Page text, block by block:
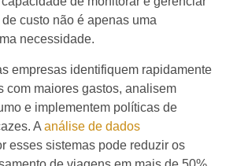
custo não é apenas uma
necessidade.
empresas identifiquem rapidamente
com maiores gastos, analisem
e implementem políticas de
A análise de dados
esses sistemas pode reduzir os